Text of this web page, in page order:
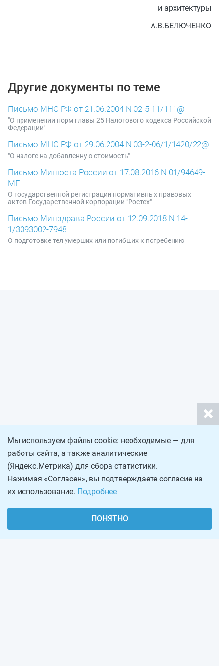
и архитектуры
А.В.БЕЛЮЧЕНКО
Другие документы по теме
Письмо МНС РФ от 21.06.2004 N 02-5-11/111@
"О применении норм главы 25 Налогового кодекса Российской
Федерации"
Письмо МНС РФ от 29.06.2004 N 03-2-06/1/1420/22@
"О налоге на добавленную стоимость"
Письмо Минюста России от 17.08.2016 N 01/94649-
МГ
О государственной регистрации нормативных правовых
актов Государственной корпорации "Ростех"
Письмо Минздрава России от 12.09.2018 N 14-
1/3093002-7948
О подготовке тел умерших или погибших к погребению
Мы используем файлы cookie: необходимые — для
работы сайта, а также аналитические
(Яндекс.Метрика) для сбора статистики.
Нажимая «Согласен», вы подтверждаете согласие на
их использование. Подробнее
ПОНЯТНО